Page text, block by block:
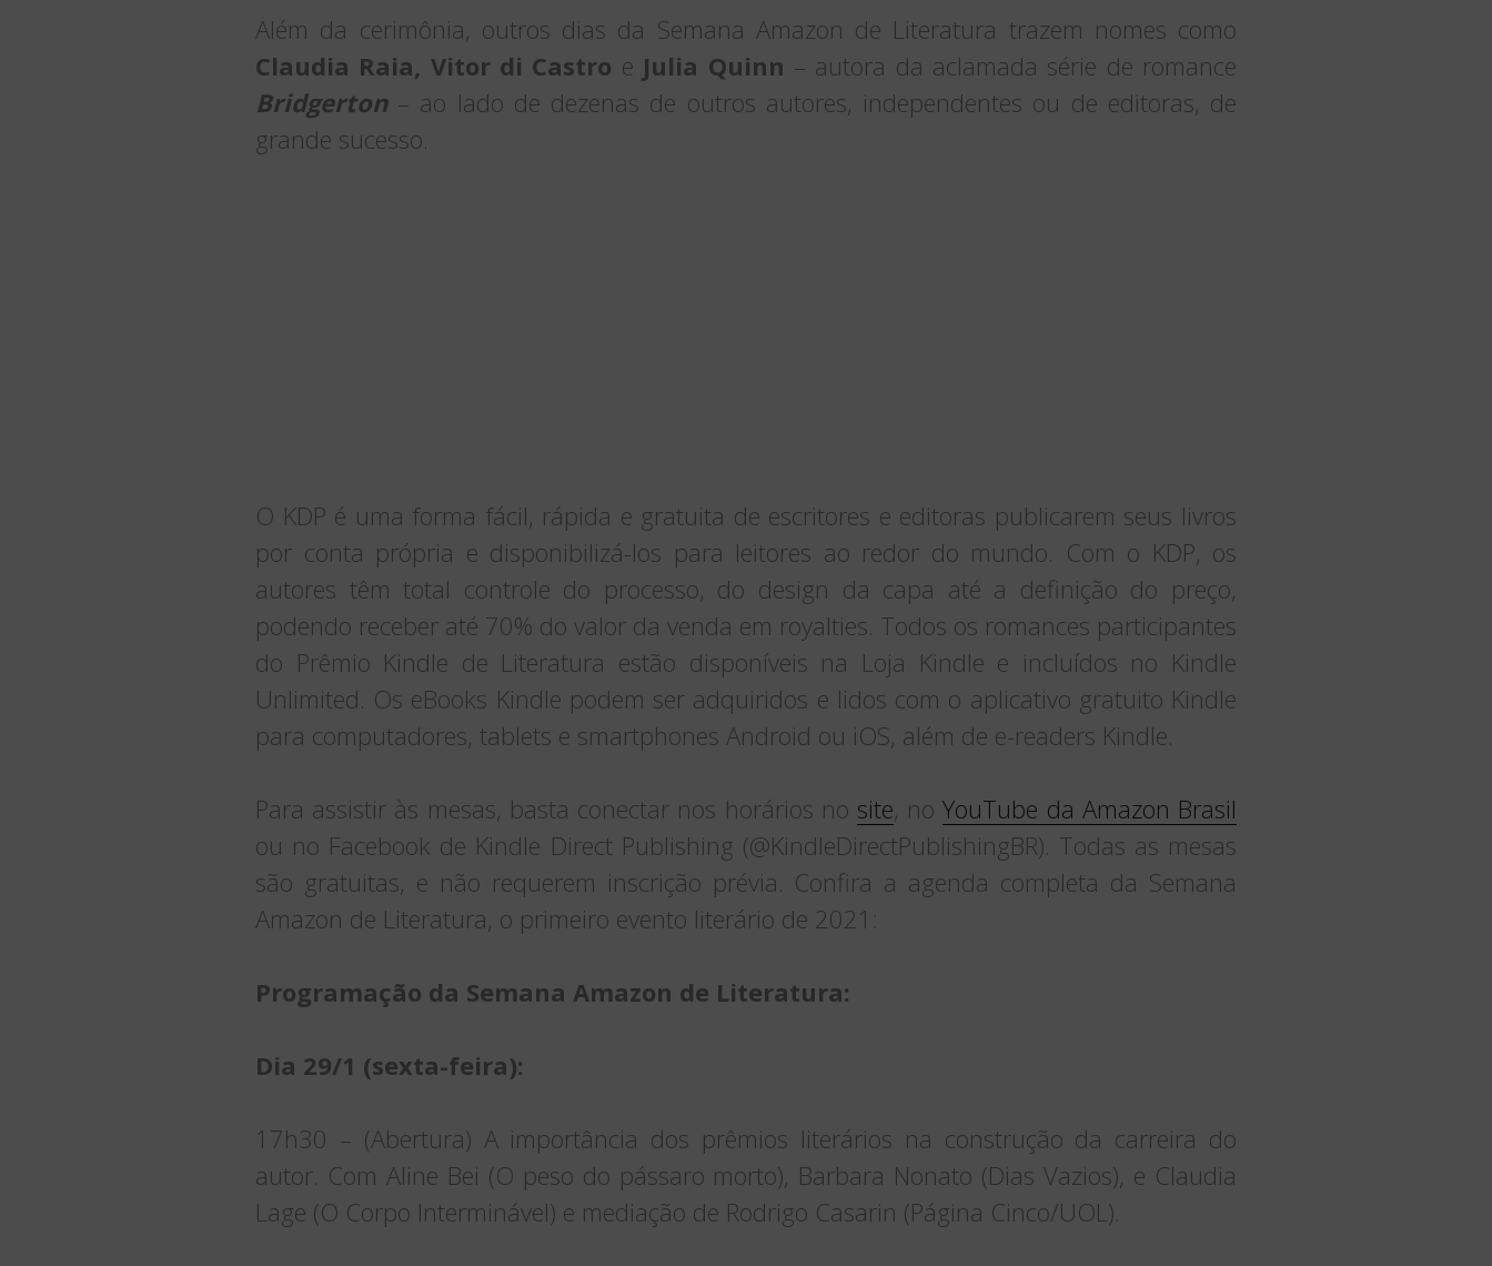
Além da cerimônia, outros dias da Semana Amazon de Literatura trazem nomes como
Claudia Raia, Vitor di Castro e Julia Quinn – autora da aclamada série de romance
Bridgerton– ao lado de dezenas de outros autores, independentes ou de editoras, de
grande sucesso.
O KDP é uma forma fácil, rápida e gratuita de escritores e editoras publicarem seus livros
por conta própria e disponibilizá-los para leitores ao redor do mundo. Com o KDP, os
autores têm total controle do processo, do design da capa até a definição do preço,
podendo receber até 70% do valor da venda em royalties. Todos os romances participantes
do Prêmio Kindle de Literatura estão disponíveis na Loja Kindle e incluídos no Kindle
Unlimited. Os eBooks Kindle podem ser adquiridos e lidos com o aplicativo gratuito Kindle
para computadores, tablets e smartphones Android ou iOS, além de e-readers Kindle.
Para assistir às mesas, basta conectar nos horários no site, noYouTube da Amazon Brasil
ou no Facebook de Kindle Direct Publishing (@KindleDirectPublishingBR). Todas as mesas
são gratuitas, e não requerem inscrição prévia. Confira a agenda completa da Semana
Amazon de Literatura, o primeiro evento literário de 2021:
Programação da Semana Amazon de Literatura:
Dia 29/1 (sexta-feira):
17h30 – (Abertura) A importância dos prêmios literários na construção da carreira do
autor. Com Aline Bei (O peso do pássaro morto), Barbara Nonato (Dias Vazios), e Claudia
Lage (O Corpo Interminável) e mediação de Rodrigo Casarin (Página Cinco/UOL).